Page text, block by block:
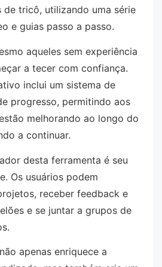
de tricô, utilizando uma série
e guias passo a passo.
aqueles sem experiência
a tecer com confiança.
inclui um sistema de
progresso, permitindo aos
melhorando ao longo do
a continuar.
desta ferramenta é seu
Os usuários podem
receber feedback e
e se juntar a grupos de
apenas enriquece a